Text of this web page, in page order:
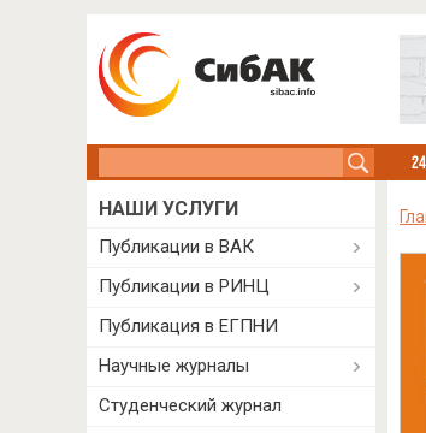
НАШИ УСЛУГИ
Публикации в ВАК
Публикации в РИНЦ
Публикация в ЕГПНИ
Научные журналы
Студенческий журнал